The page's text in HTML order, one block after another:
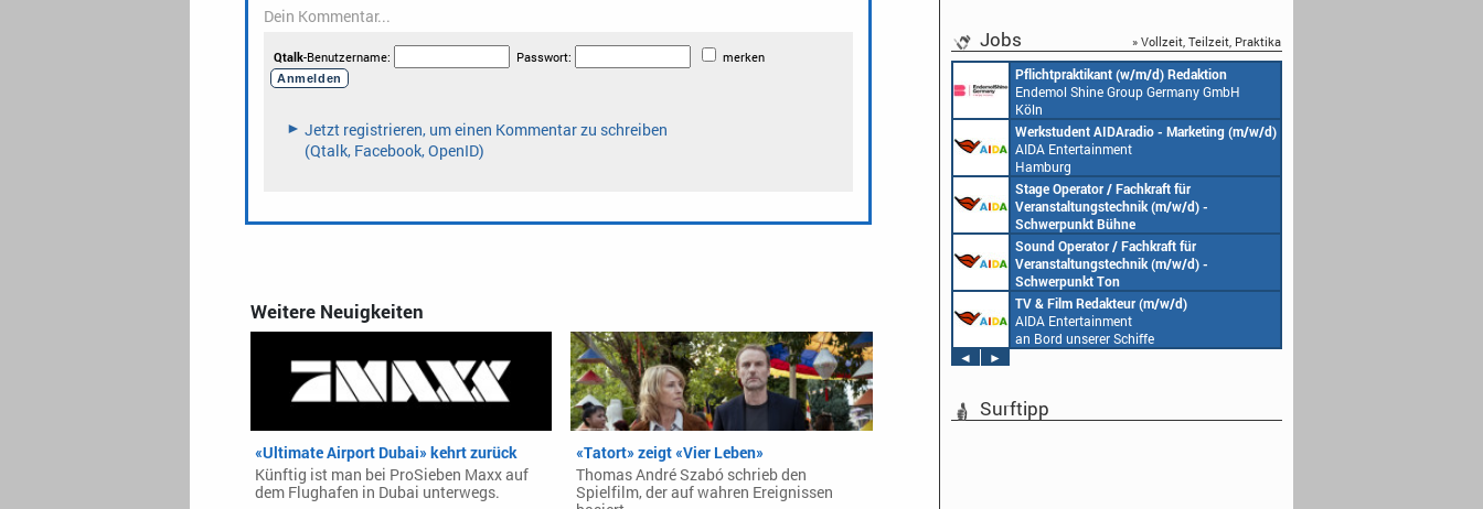
Weitere Neuigkeiten
«Ultimate Airport Dubai» kehrt zurück
Künftig ist man bei ProSieben Maxx auf
dem Flughafen in Dubai unterwegs.
«Tatort» zeigt «Vier Leben»
Thomas André Szabó schrieb den
Spielfilm, der auf wahren Ereignissen
Jobs » Vollzeit, Teilzeit, Praktika
Pflichtpraktikant (w/m/d) Redaktion
Endemol Shine Group Germany GmbH
Köln
Werkstudent AIDAradio - Marketing (m/w/d)
AIDA Entertainment
Hamburg
Stage Operator / Fachkraft für
Veranstaltungstechnik (m/w/d) -
Schwerpunkt Bühne
AIDA Entertainment
an Bord unserer Schiffe
Sound Operator / Fachkraft für
Veranstaltungstechnik (m/w/d) -
Schwerpunkt Ton
AIDA Entertainment
an Bord unserer Schiffe
TV & Film Redakteur (m/w/d)
AIDA Entertainment
an Bord unserer Schiffe
◄
►
Surftipp